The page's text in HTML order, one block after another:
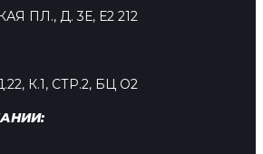
ПЛ., Д. 3Е, Е2 212
К.1, СТР.2, БЦ О2